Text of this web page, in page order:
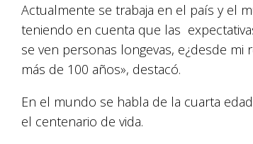
Actualmente se trabaja en el país y el
teniendo en cuenta que las
se ven personas longevas, e¿desde mi
más de 100 años», destacó.
En el mundo se habla de la cuarta
el centenario de vida.